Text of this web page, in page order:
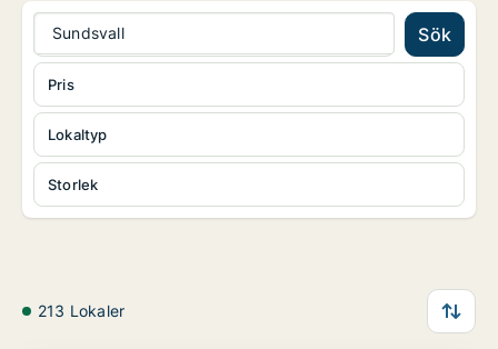
Sundsvall Sök
Lokaltyp
Storlek
Pris
213 Lokaler